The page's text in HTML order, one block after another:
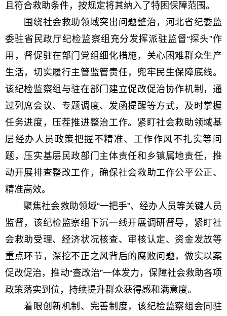
且符合救助条件，按规定将其纳入了特困保障范围。
围绕社会救助领域突出问题整治，河北省纪委监
委驻省民政厅纪检监察组充分发挥派驻监督“探头”作
用，督促驻在部门党组细化措施，关心困难群众生产
生活，切实履行主管监管责任，兜牢民生保障底线。
该纪检监察组与驻在部门建立促改促治协作机制，通
过列席会议、专题调度、发函提醒等方式，及时掌握
任务进度，压茬推进整治工作。紧盯社会救助领域基
层经办人员政策把握不精准、工作作风不扎实等问
题，压实基层民政部门主体责任和乡镇属地责任，推
动开展排查整改工作，确保社会救助工作公平公正、
精准高效。
聚焦社会救助领域“一把手”、经办人员等关键人员
监督，该纪检监察组下沉一线开展调研督导，紧盯社
会救助受理、经济状况核查、审核认定、资金发放等
重点环节，深挖不正之风背后的腐败问题，做实以案
促改促治，推动“查改治”一体发力，保障社会救助各项
政策落实到位，持续提升群众获得感和满意度。
着眼创新机制、完善制度，该纪检监察组会同驻